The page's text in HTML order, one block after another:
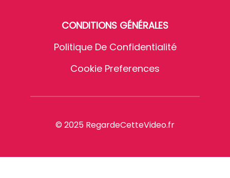
CONDITIONS GÉNÉRALES
Politique De Confidentialité
Cookie Preferences
© 2025 RegardeCetteVideo.fr